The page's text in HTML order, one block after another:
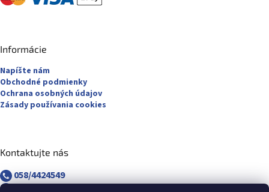
Informácie
Napíšte nám
Obchodné podmienky
Ochrana osobných údajov
Zásady používania cookies
Kontaktujte nás
058/4424549